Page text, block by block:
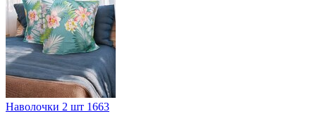
Наволочки 2 шт 1663